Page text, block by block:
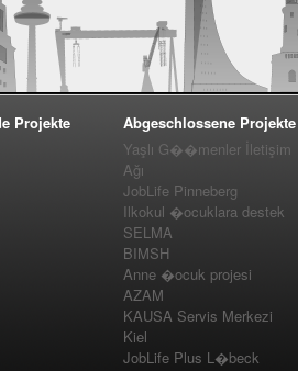
Projekte
Abgeschlossene Projekte
Yaşlı G��menler İletişim
Ağı
JobLife Pinneberg
Ilkokul �ocuklara destek
SELMA
BIMSH
Anne �ocuk projesi
AZAM
KAUSA Servis Merkezi
Kiel
JobLife Plus L�beck